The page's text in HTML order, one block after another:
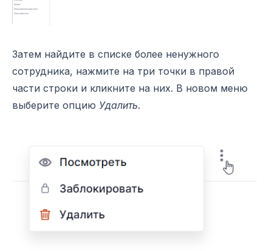
Затем найдите в списке более ненужного
сотрудника, нажмите на три точки в правой
части строки и кликните на них. В новом меню
выберите опцию Удалить.